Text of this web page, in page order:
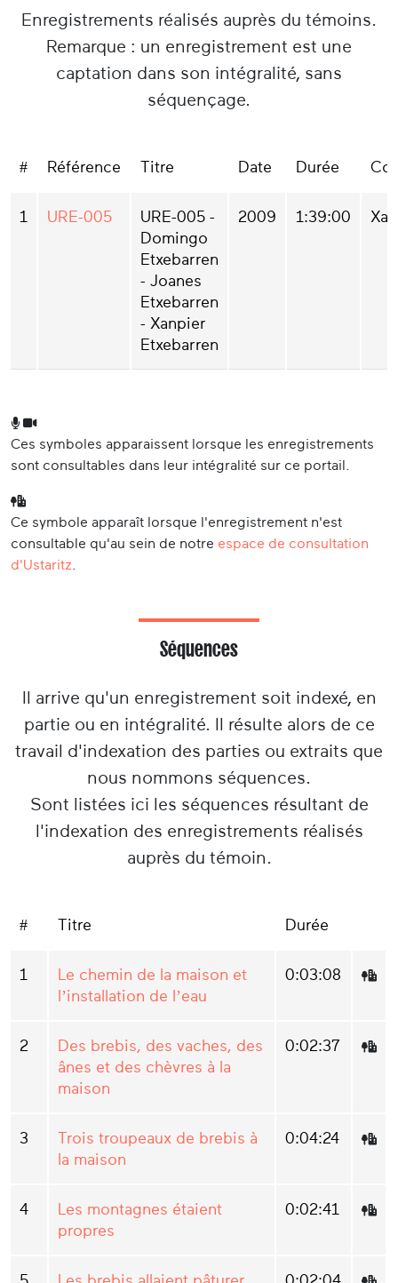
Enregistrements réalisés auprès du témoins.
Remarque : un enregistrement est une
captation dans son intégralité, sans
séquençage.
# Référence Titre Date Durée
1 URE-005
URE-005 -
Domingo
Etxebarren
- Joanes
Etxebarren
- Xanpier
Etxebarren
2009 1:39:00
Ces symboles apparaissent lorsque les enregistrements
sont consultables dans leur intégralité sur ce portail.
Ce symbole apparaît lorsque l'enregistrement n'est
consultable qu'au sein de notre espace de consultation
d'Ustaritz
Séquences
Il arrive qu'un enregistrement soit indexé, en
partie ou en intégralité. Il résulte alors de ce
travail d'indexation des parties ou extraits que
nous nommons séquences.
Sont listées ici les séquences résultant de
l'indexation des enregistrements réalisés
auprès du témoin.
# Titre Durée
1
Le chemin de la maison et
l’installation de l’eau
0:03:08
2
Des brebis, des vaches, des
ânes et des chèvres à la
maison
0:02:37
3
Trois troupeaux de brebis à
la maison
0:04:24
4
Les montagnes étaient
propres
0:02:41